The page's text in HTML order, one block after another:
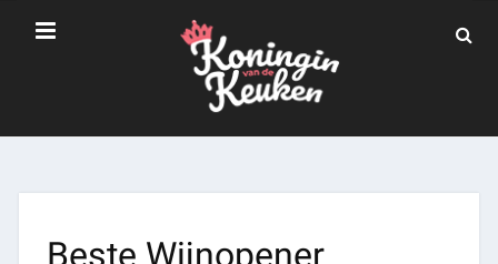
Beste Wijnopener